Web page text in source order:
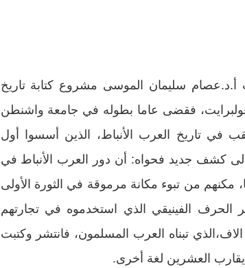
سليمان الموسى مشروع كتابة تاريخ
فقضى عاما بطوله في جامعة واشنطن
في تاريخ العرب الأنباط، الذين أسسوا أول
كشف جديد فحواه: أن دور العرب الأنباط في
مكنهم من تبوء مكانة مرموقة في الثورة الأولى
الحرف الفينيقي الذي استخدموه في تجارتهم
تبناه العرب المسلمون، فانتشر وكتبت
يقارب العشرين لغة أخرى.